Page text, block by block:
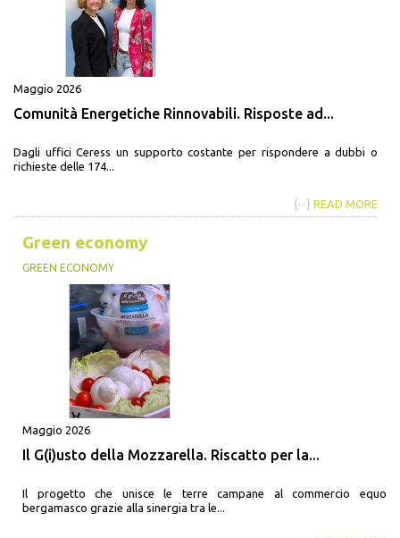
Maggio 2026
Comunità Energetiche Rinnovabili. Risposte ad...
Dagli uffici Ceress un supporto costante per rispondere a dubbi o
richieste delle 174...
{···} READ MORE
Green economy
GREEN ECONOMY
Maggio 2026
Il G(i)usto della Mozzarella. Riscatto per la...
Il progetto che unisce le terre campane al commercio equo
bergamasco grazie alla sinergia tra le...